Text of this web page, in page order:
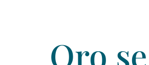
Oro